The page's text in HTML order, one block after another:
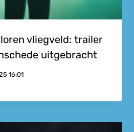
vliegveld: trailer
uitgebracht
16:01